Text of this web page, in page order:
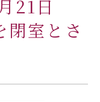
フォトブログ
さんの会活動報告
お問い合わせ
21日
閉室とさ